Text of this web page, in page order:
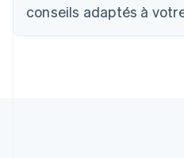
conseils adaptés à
English Français
Chine continentale